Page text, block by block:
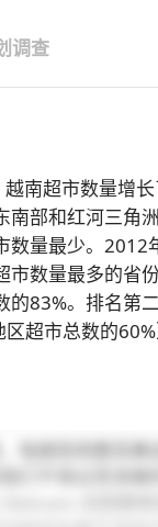
调查
南超市数量增
南部和红河三角
数量最少。2012
数量最多的省
的83%。排名第
超市总数的
包括任何意见表